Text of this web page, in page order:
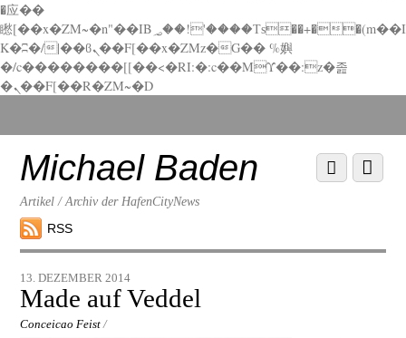
�应��
矁[��x�ZM~�n"��IB؃��!'����Тѕ��+��(m��I
K�ʭ�/|��ϐܢ��F[��x�ZMz�G�� %嬩
�/c��������[[��<�RI:�:c��MΎ��:z�졾
�ܢ��F[��R�ZM~�D
down
contentMichael Baden
Artikel / Archiv der HafenCityNews
RSS
Menu
Scroll
down
13. DEZEMBER 2014
Made auf Veddel
Conceicao Feist /